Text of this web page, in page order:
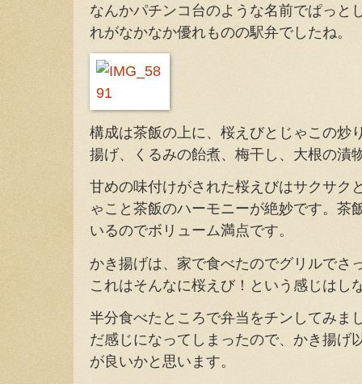
なんかパチンコ台のような名前でぱっと
れがなかなか優れものの駅弁でしたね。
構成は茶飯の上に、桜えびとじゃこの炒
揚げ、くるみの飴煮、梅干し、大根の漬
甘めの味付けがされた桜えびはサクサク
ゃこと茶飯のハーモニーが絶妙です。茶
いるのでボリューム満点です。
かき揚げは、家で食べたのでグリルでさ
これはそんなに桜えび！という感じはし
半分食べたところで弁当をチンしてみま
だ感じになってしまったので、かき揚げ
が良いかと思います。